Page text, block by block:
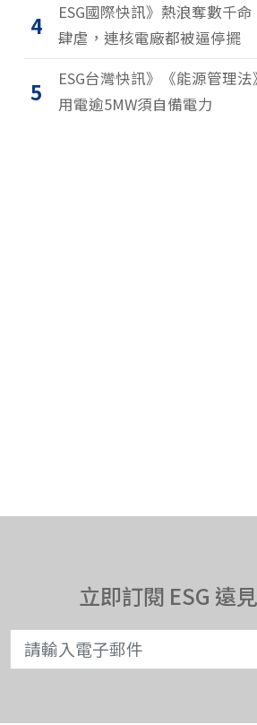
4
ESG國際快訊》熱浪奪數千
肆虐，連核電廠都被逼停擺
5
ESG台灣快訊》《能源管理
用電逾5MW須自備電力
立即訂閱 ESG 遠